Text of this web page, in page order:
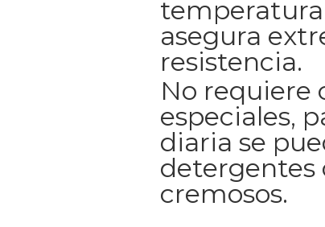
asegura
resistencia.
No requiere
especiales,
diaria se
detergentes
cremosos.